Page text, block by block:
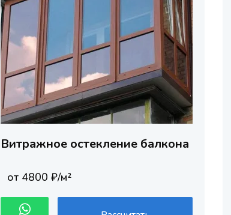
Витражное остекление балкона
от 4800 ₽/м²